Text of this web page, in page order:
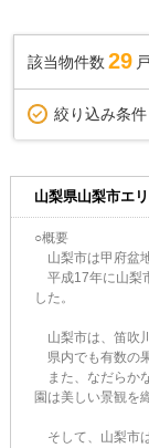
該当物件数 29 戸
絞り込み条件
山梨県山梨市エ
○概要
山梨市は甲府盆
平成17年に山梨
した。
山梨市は、笛吹
県内でも有数の
また、なだらか
園は美しい景観を
そして、山梨市